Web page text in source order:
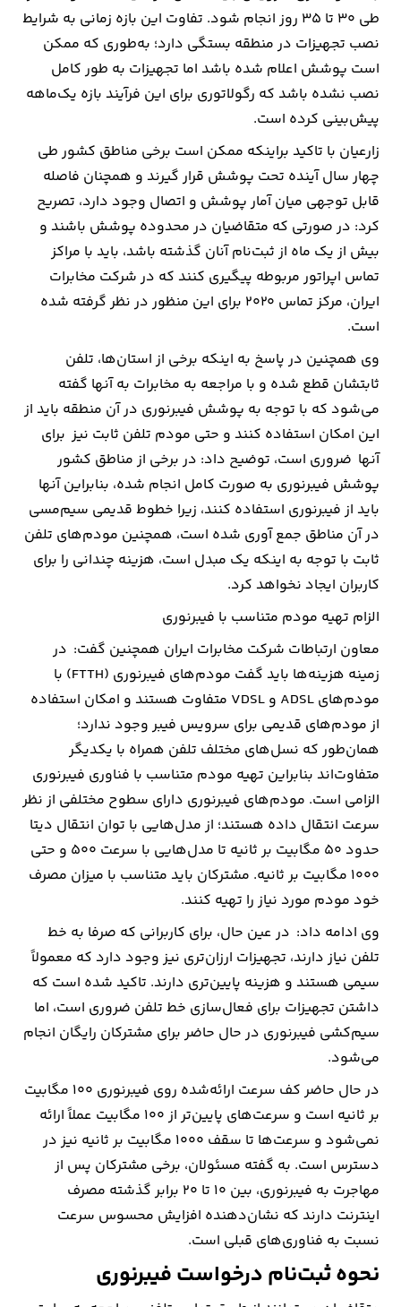
طی ۳۰ تا ۳۵ روز انجام شود. تفاوت این بازه زمانی به شرایط
نصب تجهیزات در منطقه بستگی دارد؛ به‌طوری که ممکن
است پوشش اعلام شده باشد اما تجهیزات به طور کامل
نصب نشده باشد که رگولاتوری برای این فرآیند بازه یک‌ماهه
پیش‌بینی کرده است.
زارعیان با تاکید براینکه ممکن است برخی مناطق کشور طی
چهار سال آینده تحت پوشش قرار گیرند و همچنان فاصله
قابل توجهی میان آمار پوشش و اتصال وجود دارد، تصریح
کرد: در صورتی که متقاضیان در محدوده پوشش باشند و
بیش از یک ماه از ثبت‌نام آنان گذشته باشد، باید با مراکز
تماس اپراتور مربوطه پیگیری کنند که در شرکت مخابرات
ایران، مرکز تماس ۲۰۲۰ برای این منظور در نظر گرفته شده
است.
وی همچنین در پاسخ به اینکه برخی از استان‌ها، تلفن
ثابتشان قطع شده و با مراجعه به مخابرات به آنها گفته
می‌شود که با توجه به پوشش فیبرنوری در آن منطقه باید از
این امکان استفاده کنند و حتی مودم تلفن ثابت نیز برای
آنها ضروری است، توضیح داد: در برخی از مناطق کشور
پوشش فیبرنوری به صورت کامل انجام شده، بنابراین آنها
باید از فیبرنوری استفاده کنند، زیرا خطوط قدیمی سیم‌مسی
در آن مناطق جمع آوری شده است، همچنین مودم‌های تلفن
ثابت با توجه به اینکه یک مبدل است، هزینه چندانی را برای
کاربران ایجاد نخواهد کرد.
الزام تهیه مودم متناسب با فیبرنوری
معاون ارتباطات شرکت مخابرات ایران همچنین گفت: در
زمینه هزینه‌ها باید گفت مودم‌های فیبرنوری (FTTH) با
مودم‌های ADSL و VDSL متفاوت هستند و امکان استفاده
از مودم‌های قدیمی برای سرویس فیبر وجود ندارد؛
همان‌طور که نسل‌های مختلف تلفن همراه با یکدیگر
متفاوت‌اند بنابراین تهیه مودم متناسب با فناوری فیبرنوری
الزامی است. مودم‌های فیبرنوری دارای سطوح مختلفی از نظر
سرعت انتقال داده هستند؛ از مدل‌هایی با توان انتقال دیتا
حدود ۵۰ مگابیت بر ثانیه تا مدل‌هایی با سرعت ۵۰۰ و حتی
۱۰۰۰ مگابیت بر ثانیه. مشترکان باید متناسب با میزان مصرف
خود مودم مورد نیاز را تهیه کنند.
وی ادامه داد: در عین حال، برای کاربرانی که صرفا به خط
تلفن نیاز دارند، تجهیزات ارزان‌تری نیز وجود دارد که معمولاً
سیمی هستند و هزینه پایین‌تری دارند. تاکید شده است که
داشتن تجهیزات برای فعال‌سازی خط تلفن ضروری است، اما
سیم‌کشی فیبرنوری در حال حاضر برای مشترکان رایگان انجام
می‌شود.
در حال حاضر کف سرعت ارائه‌شده روی فیبرنوری ۱۰۰ مگابیت
بر ثانیه است و سرعت‌های پایین‌تر از ۱۰۰ مگابیت عملاً ارائه
نمی‌شود و سرعت‌ها تا سقف ۱۰۰۰ مگابیت بر ثانیه نیز در
دسترس است. به گفته مسئولان، برخی مشترکان پس از
مهاجرت به فیبرنوری، بین ۱۰ تا ۲۰ برابر گذشته مصرف
اینترنت دارند که نشان‌دهنده افزایش محسوس سرعت
نسبت به فناوری‌های قبلی است.
نحوه ثبت‌نام درخواست فیبرنوری